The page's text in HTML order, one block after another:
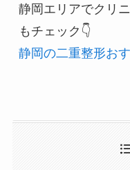
静岡エリアでクリ
もチェック👇
静岡の二重整形お